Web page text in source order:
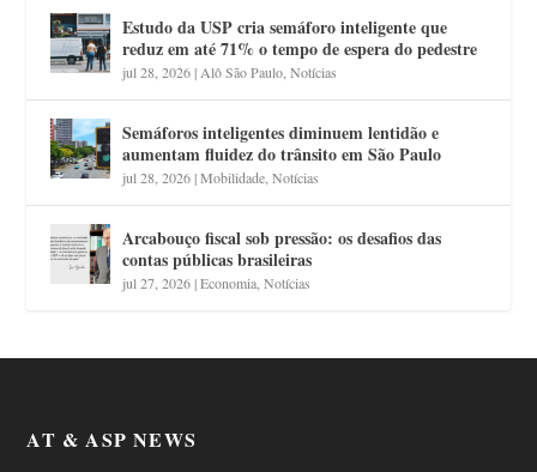
Estudo da USP cria semáforo inteligente que
reduz em até 71% o tempo de espera do pedestre
jul 28, 2026| Alô São Paulo ,Notícias
Semáforos inteligentes diminuem lentidão e
aumentam fluidez do trânsito em São Paulo
jul 28, 2026|Mobilidade ,Notícias
Arcabouço fiscal sob pressão: os desafios das
contas públicas brasileiras
jul 27, 2026|Economia ,Notícias
AT & ASP NEWS